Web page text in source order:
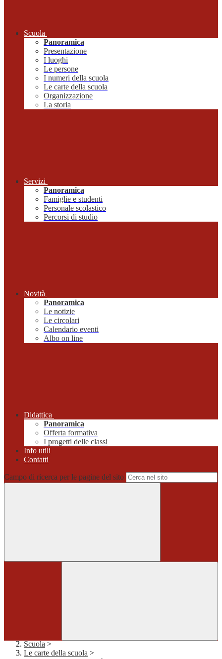
Scuola
Panoramica
Presentazione
I luoghi
Le persone
I numeri della scuola
Le carte della scuola
Organizzazione
La storia
Servizi
Panoramica
Famiglie e studenti
Personale scolastico
Percorsi di studio
Novità
Panoramica
Le notizie
Le circolari
Calendario eventi
Albo on line
Didattica
Panoramica
Offerta formativa
I progetti delle classi
Info utili
Contatti
Campo di ricerca per le pagine del sito
Scuola >
Le carte della scuola >